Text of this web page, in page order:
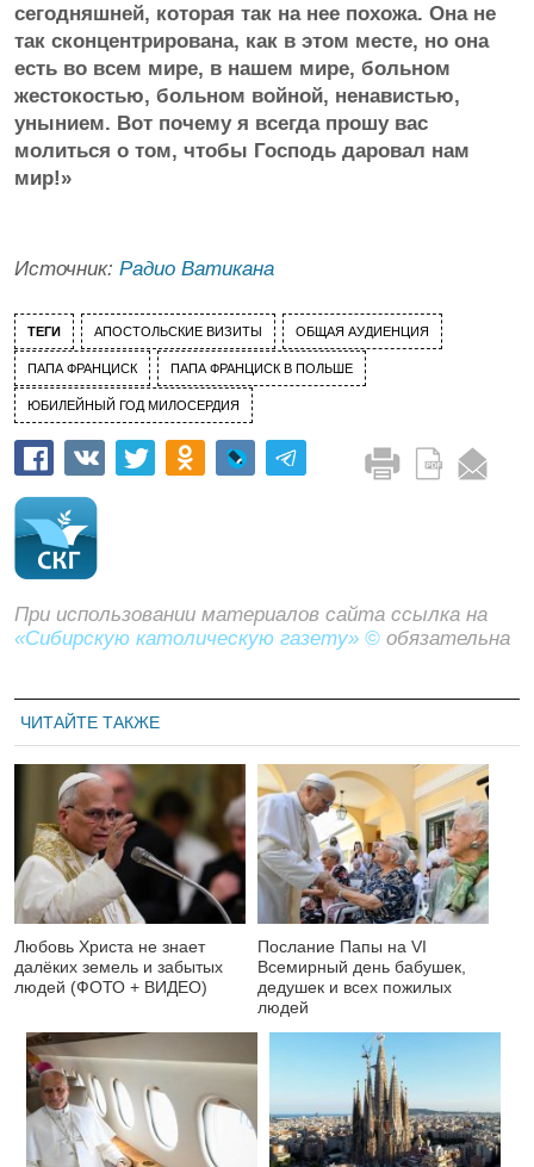
сегодняшней, которая так на нее похожа. Она не
так сконцентрирована, как в этом месте, но она
есть во всем мире, в нашем мире, больном
жестокостью, больном войной, ненавистью,
унынием. Вот почему я всегда прошу вас
молиться о том, чтобы Господь даровал нам
мир!»
Источник: Радио Ватикана
ТЕГИ АПОСТОЛЬСКИЕ ВИЗИТЫ ОБЩАЯ АУДИЕНЦИЯ
ПАПА ФРАНЦИСК ПАПА ФРАНЦИСК В ПОЛЬШЕ
ЮБИЛЕЙНЫЙ ГОД МИЛОСЕРДИЯ
При использовании материалов сайта ссылка на
«Сибирскую католическую газету» © обязательна
ЧИТАЙТЕ ТАКЖЕ
Любовь Христа не знает
далёких земель и забытых
людей (ФОТО + ВИДЕО)
Послание Папы на VI
Всемирный день бабушек,
дедушек и всех пожилых
людей